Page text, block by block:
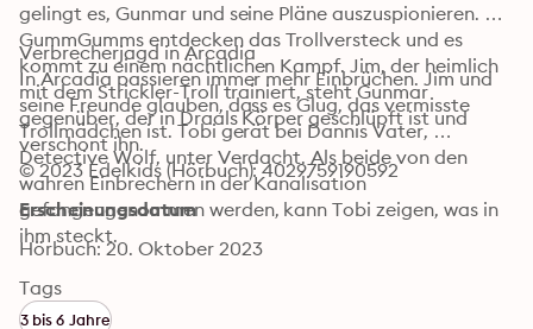
gelingt es, Gunmar und seine Pläne auszuspionieren. Die
GummGumms entdecken das Trollversteck und es
kommt zu einem nächtlichen Kampf. Jim, der heimlich
mit dem Strickler-Troll trainiert, steht Gunmar
gegenüber, der in Draals Körper geschlüpft ist und
verschont ihn.
Verbrecherjagd in Arcadia
In Arcadia passieren immer mehr Einbrüchen. Jim und
seine Freunde glauben, dass es Glug, das vermisste
Trollmädchen ist. Tobi gerät bei Dannis Vater,
Detective Wolf, unter Verdacht. Als beide von den
wahren Einbrechern in der Kanalisation
gefangengenommen werden, kann Tobi zeigen, was in
ihm steckt.
© 2023 Edelkids (Hörbuch): 4029759190592
Erscheinungsdatum
Hörbuch: 20. Oktober 2023
Tags
3 bis 6 Jahre